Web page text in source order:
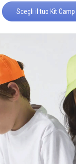
Scegli il tuo Kit Camp